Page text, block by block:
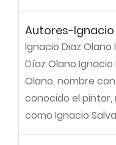
Autores-Ignacio
Ignacio Diaz Olano
Díaz Olano
Olano, nombre
conocido el pintor,
como Ignacio